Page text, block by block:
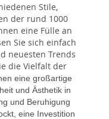
Stile,
der rund 1000
eine Fülle an
Sie sich einfach
neuesten Trends
die Vielfalt der
eine großartige
und Ästhetik in
und Beruhigung
eine Investition